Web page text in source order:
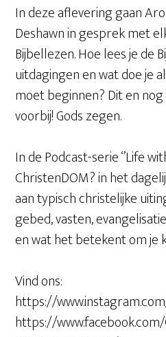
In deze aflevering gaan
Deshawn in gesprek met
Bijbellezen. Hoe lees je de
uitdagingen en wat doe je
moet beginnen? Dit en
voorbij! Gods zegen.
In de Podcast-serie ‘’Life
ChristenDOM? in het
aan typisch christelijke
gebed, vasten,
en wat het betekent om je
Vind ons:
https://
https://